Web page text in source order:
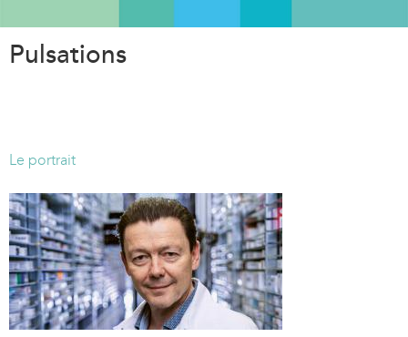
Pulsations
Le portrait